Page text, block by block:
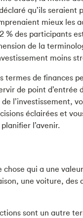
qu’ils seraient
mieux les
% des participants
de la
moins
termes de finances
de point d’entrée
l’investissement,
éclairées et
l’avenir.
chose qui a une
une voiture, des
sont un autre